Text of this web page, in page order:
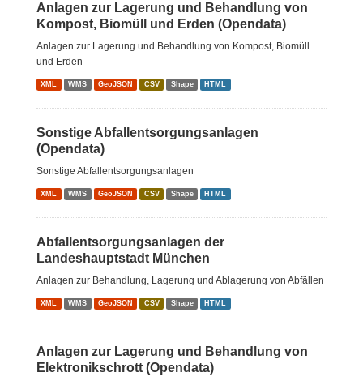
Anlagen zur Lagerung und Behandlung von
Kompost, Biomüll und Erden (Opendata)
Anlagen zur Lagerung und Behandlung von Kompost, Biomüll
und Erden
XML WMS GeoJSON CSV Shape HTML
Sonstige Abfallentsorgungsanlagen
(Opendata)
Sonstige Abfallentsorgungsanlagen
XML WMS GeoJSON CSV Shape HTML
Abfallentsorgungsanlagen der
Landeshauptstadt München
Anlagen zur Behandlung, Lagerung und Ablagerung von Abfällen
XML WMS GeoJSON CSV Shape HTML
Anlagen zur Lagerung und Behandlung von
Elektronikschrott (Opendata)